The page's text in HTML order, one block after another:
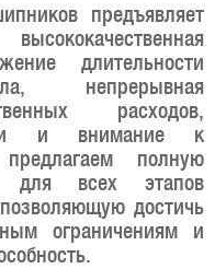
предъявляет
длительности
непрерывная
расходов,
и внимание к
полную
для всех этапов
достичь
ограничениям и